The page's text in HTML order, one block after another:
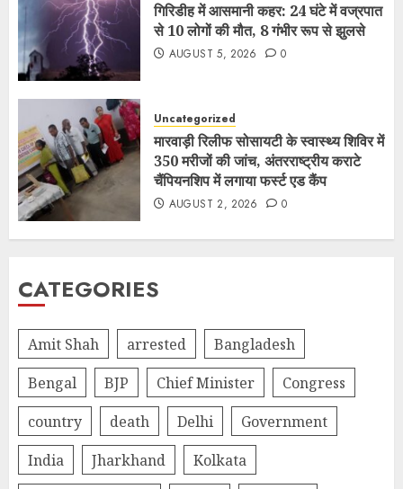
गिरिडीह में आसमानी कहर: 24 घंटे में वज्रपात
से 10 लोगों की मौत, 8 गंभीर रूप से झुलसे
AUGUST 5, 2026 0
Uncategorized
मारवाड़ी रिलीफ सोसायटी के स्वास्थ्य शिविर में
350 मरीजों की जांच, अंतरराष्ट्रीय कराटे
चैंपियनशिप में लगाया फर्स्ट एड कैंप
AUGUST 2, 2026 0
CATEGORIES
Amit Shah arrested
Bangladesh
Bengal
BJP Chief Minister
Congress
country
death Delhi
Government
India
Jharkhand
Kolkata